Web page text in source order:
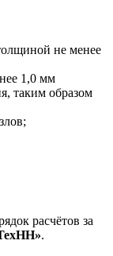
не менее
1,0 мм
таким образом
расчётов за
.